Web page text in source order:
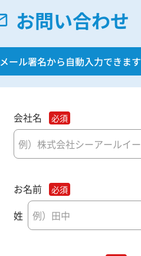
お問い合わせ
メール署名から自動入力できます
会社名
お名前
姓